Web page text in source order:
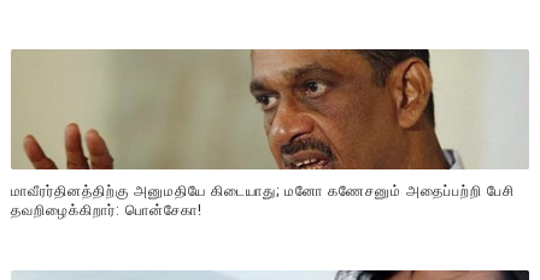
மாவீரர்தினத்திற்கு அனுமதியே கிடையாது; மனோ கணேசனும் அதைப்பற்றி பேசி
தவறிழைக்கிறார்: பொன்சேகா!